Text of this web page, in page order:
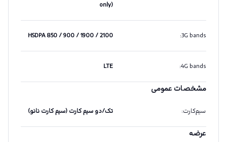
only)
3G bands
:
HSDPA 850 / 900 / 1900 / 2100
4G bands
:
LTE
مشخصات عمومی
سیم‌کارت: تک/دو سیم کارت (سیم کارت نانو)
عرضه